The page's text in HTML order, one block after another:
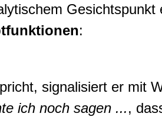
:
signalisiert er mit
ich noch sagen ...,